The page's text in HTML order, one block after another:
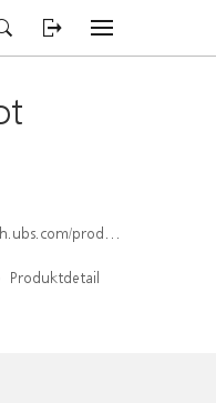
index/isin/CH1580501547
Produktdetail